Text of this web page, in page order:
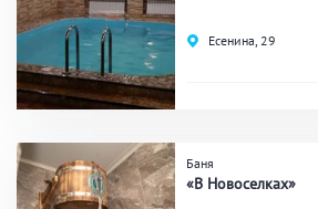
Джакузи
Бассейн
Обливная кадушка
Развлечения
Есенина, 29
Баня
«В Новоселках»